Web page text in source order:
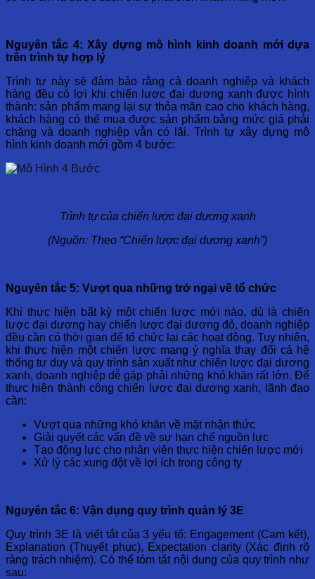
Nguyên tắc 4: Xây dựng mô hình kinh doanh mới dựa
trên trình tự hợp lý
Trình tự này sẽ đảm bảo rằng cả doanh nghiệp và khách
hàng đều có lợi khi chiến lược đại dương xanh được hình
thành: sản phẩm mang lại sự thỏa mãn cao cho khách hàng,
khách hàng có thể mua được sản phẩm bằng mức giá phải
chăng và doanh nghiệp vẫn có lãi. Trình tự xây dựng mô
hình kinh doanh mới gồm 4 bước:
Trình tự của chiến lược đại dương xanh
(Nguồn: Theo “Chiến lược đại dương xanh”)
Nguyên tắc 5: Vượt qua những trở ngại về tổ chức
Khi thực hiện bất kỳ một chiến lược mới nào, dù là chiến
lược đại dương hay chiến lược đại dương đỏ, doanh nghiệp
đều cần có thời gian để tổ chức lại các hoạt động. Tuy nhiên,
khi thực hiện một chiến lược mang ý nghĩa thay đổi cả hệ
thống tư duy và quy trình sản xuất như chiến lược đại dương
xanh, doanh nghiệp dễ gặp phải những khó khăn rất lớn. Để
thực hiện thành công chiến lược đại dương xanh, lãnh đạo
cần:
Vượt qua những khó khăn về mặt nhận thức
Giải quyết các vấn đề về sự hạn chế nguồn lực
Tạo động lực cho nhân viên thực hiện chiến lược mới
Xử lý các xung đột về lợi ích trong công ty
Nguyên tắc 6: Vận dụng quy trình quản lý 3E
Quy trình 3E là viết tắt của 3 yếu tố: Engagement (Cam kết),
Explanation (Thuyết phục), Expectation clarity (Xác định rõ
ràng trách nhiệm). Có thể tóm tắt nội dung của quy trình như
sau: